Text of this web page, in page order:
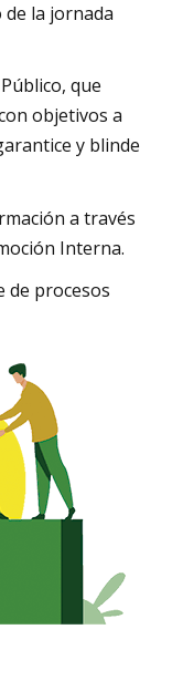
de la jornada
que
objetivos a
y blinde
a través
Interna.
de procesos